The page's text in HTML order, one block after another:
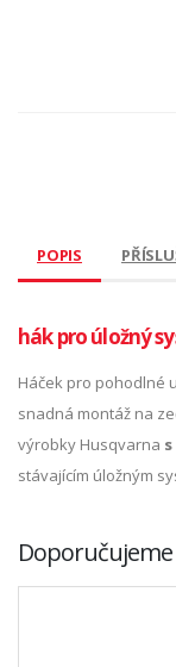
POPIS
hák pro úložný
Háček pro pohodlné
snadná montáž na
výrobky Husqvarna
stávajícím úložným
Doporučujeme